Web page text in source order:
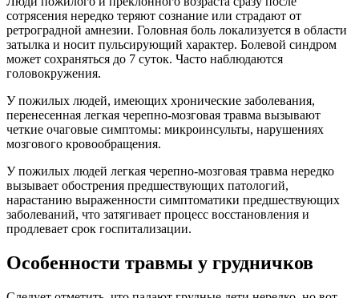
сотрясения нередко теряют сознание или страдают от
ретроградной амнезии. Головная боль локализуется в области
затылка и носит пульсирующий характер. Болевой синдром
может сохраняться до 7 суток. Часто наблюдаются
головокружения.
У пожилых людей, имеющих хронические заболевания,
перенесенная легкая черепно-мозговая травма вызывают
четкие очаговые симптомы: микроинсульты, нарушениях
мозгового кровообращения.
У пожилых людей легкая черепно-мозговая травма нередко
вызывает обострения предшествующих патологий,
нарастанию выраженности симптоматики предшествующих
заболеваний, что затягивает процесс восстановления и
продлевает срок госпитализации.
Особенности травмы у грудничков